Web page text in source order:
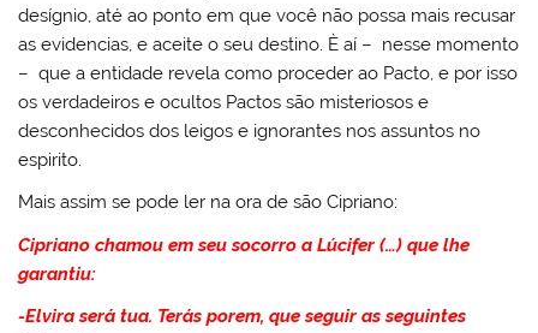
desígnio, até ao ponto em que você não possa mais recusar
as evidencias, e aceite o seu destino. È aí – nesse momento
– que a entidade revela como proceder ao Pacto, e por isso
os verdadeiros e ocultos Pactos são misteriosos e
desconhecidos dos leigos e ignorantes nos assuntos no
espirito.
Mais assim se pode ler na ora de são Cipriano:
Cipriano chamou em seu socorro a Lúcifer (…) que lhe
garantiu:
-Elvira será tua. Terás porem, que seguir as seguintes